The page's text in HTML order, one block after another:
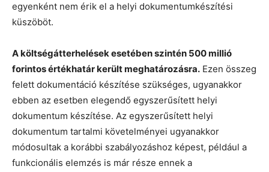
egyenként nem érik el a helyi dokumentumkészítési
küszöböt.
A költségátterhelések esetében szintén 500 millió
forintos értékhatár került meghatározásra. Ezen összeg
felett dokumentáció készítése szükséges, ugyanakkor
ebben az esetben elegendő egyszerűsített helyi
dokumentum készítése. Az egyszerűsített helyi
dokumentum tartalmi követelményei ugyanakkor
módosultak a korábbi szabályozáshoz képest, például a
funkcionális elemzés is már része ennek a